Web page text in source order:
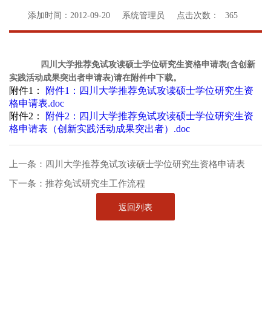
添加时间：2012-09-20 系统管理员 点击次数： 365
四川大学推荐免试攻读硕士学位研究生资格申请表(含创新
实践活动成果突出者申请表)请在附件中下载。
附件1：
附件1：四川大学推荐免试攻读硕士学位研究生资
格申请表.doc
附件2：
附件2：四川大学推荐免试攻读硕士学位研究生资
格申请表（创新实践活动成果突出者）.doc
上一条： 四川大学推荐免试攻读硕士学位研究生资格申请表
下一条： 推荐免试研究生工作流程
返回列表